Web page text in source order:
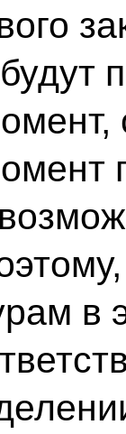
в